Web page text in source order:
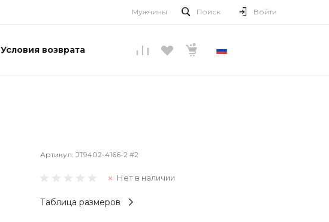
Мужчины Поиск Войти
Условия возврата
Артикул: JT9402-4166-2 #2
Нет в наличии
Таблица размеров